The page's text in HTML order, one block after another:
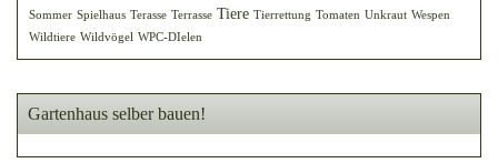
Sommer Spielhaus Terasse Terrasse Tiere Tierrettung Tomaten Unkraut Wespen
Wildtiere Wildvögel WPC-DIelen
Gartenhaus selber bauen!